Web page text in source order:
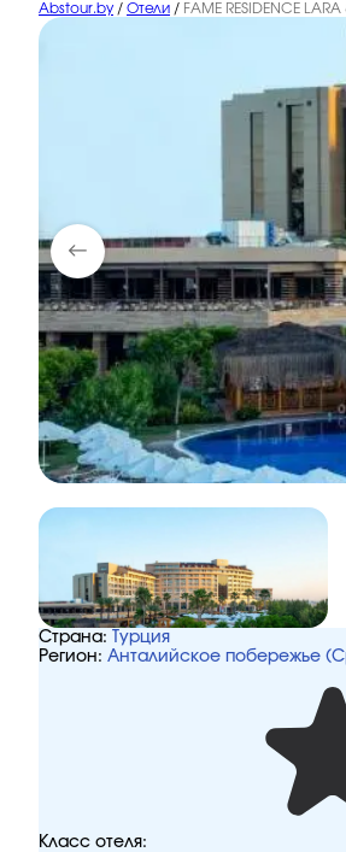
Abstour.by / Отели / FAME RESIDENCE
Страна:
Турция
Регион: Анталийское побережье
Класс отеля: